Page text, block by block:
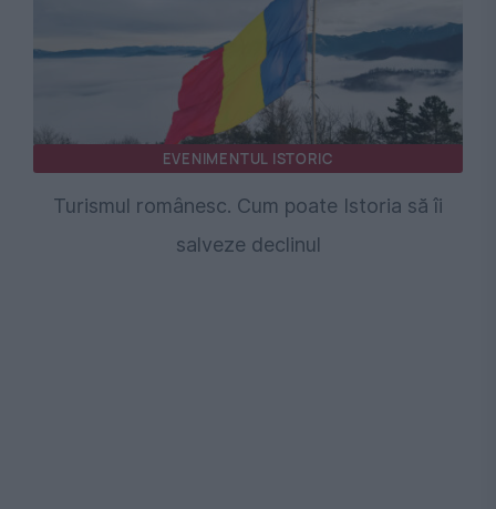
EVENIMENTUL ISTORIC
Turismul românesc. Cum poate Istoria să îi
salveze declinul